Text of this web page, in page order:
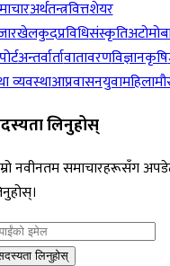
अर्थतन्त्रवित्तशेयर
खेलकुदप्रविधिसंस्कृति
अन्तर्वार्तावातावरणविज्ञानकृषि
व्यवस्थाआप्रवासनयुवामहिला
लिनुहोस्
नवीनतम समाचारहरूसँग
लिनुहोस्